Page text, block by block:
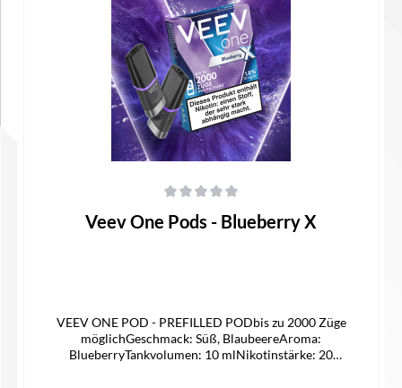
Details
Veev One Pods - Blueberry X
VEEV ONE POD - PREFILLED PODbis zu 2000 Züge
möglichGeschmack: Süß, BlaubeereAroma:
BlueberryTankvolumen: 10 mlNikotinstärke: 20